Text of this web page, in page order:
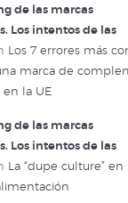
de las marcas
Los intentos de las
Los 7 errores más
marca de
la UE
de las marcas
Los intentos de las
La “dupe culture” en